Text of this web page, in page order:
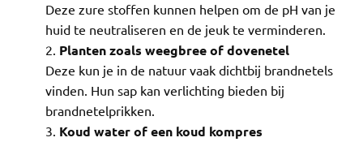
Deze zure stoffen kunnen helpen om de pH van je
huid te neutraliseren en de jeuk te verminderen.
Planten zoals weegbree of dovenetel
Deze kun je in de natuur vaak dichtbij brandnetels
vinden. Hun sap kan verlichting bieden bij
brandnetelprikken.
Koud water of een koud kompres